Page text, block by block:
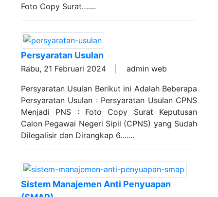
Foto Copy Surat…....
Persyaratan Usulan
Rabu, 21 Februari 2024 | admin web
Persyaratan Usulan Berikut ini Adalah Beberapa
Persyaratan Usulan : Persyaratan Usulan CPNS
Menjadi PNS : Foto Copy Surat Keputusan
Calon Pegawai Negeri Sipil (CPNS) yang Sudah
Dilegalisir dan Dirangkap 6…....
Sistem Manajemen Anti Penyuapan